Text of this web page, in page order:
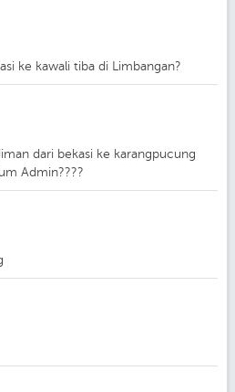
ke kawali tiba di Limbangan?
dari bekasi ke karangpucung
Admin????